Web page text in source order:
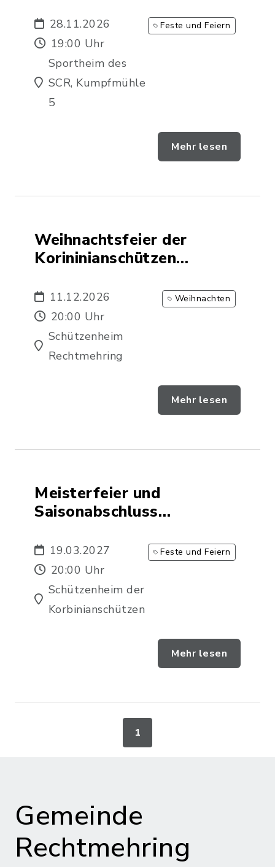
28.11.2026
19:00 Uhr
Sportheim des
SCR, Kumpfmühle
5
Feste und Feiern
Mehr lesen
Weihnachtsfeier der
Korininianschützen
11.12.2026
20:00 Uhr
Schützenheim
Rechtmehring
Weihnachten
Mehr lesen
Meisterfeier und
Saisonabschluss
Rechtmehring
19.03.2027
20:00 Uhr
Schützenheim der
Korbinianschützen
Feste und Feiern
Mehr lesen
1
Gemeinde
Rechtmehring